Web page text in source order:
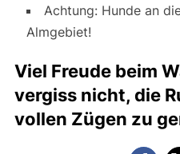
Achtung: Hunde an
Almgebiet!
Viel Freude beim
vergiss nicht, die
vollen Zügen zu